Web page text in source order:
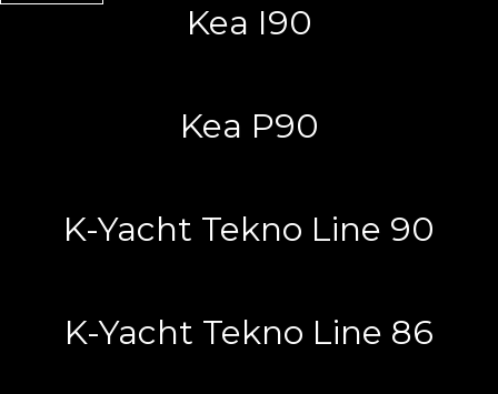
Kea I90
Kea P90
K-Yacht Tekno Line 90
K-Yacht Tekno Line 86